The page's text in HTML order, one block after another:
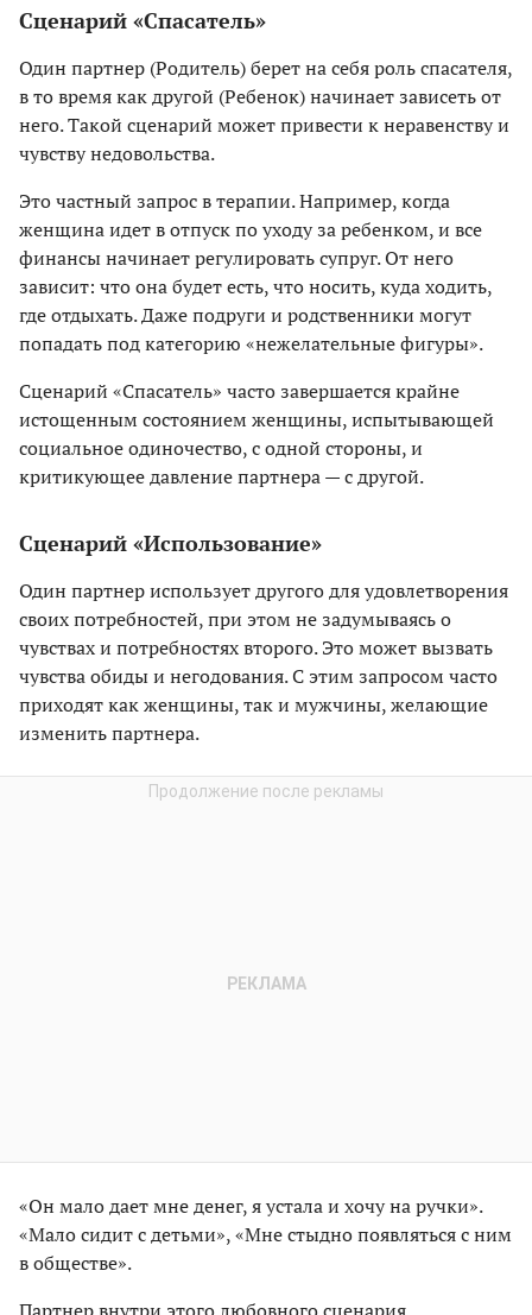
Сценарий «Спасатель»
Один партнер (Родитель) берет на себя роль спасателя,
в то время как другой (Ребенок) начинает зависеть от
него. Такой сценарий может привести к неравенству и
чувству недовольства.
Это частный запрос в терапии. Например, когда
женщина идет в отпуск по уходу за ребенком, и все
финансы начинает регулировать супруг. От него
зависит: что она будет есть, что носить, куда ходить,
где отдыхать. Даже подруги и родственники могут
попадать под категорию «нежелательные фигуры».
Сценарий «Спасатель» часто завершается крайне
истощенным состоянием женщины, испытывающей
социальное одиночество, с одной стороны, и
критикующее давление партнера — с другой.
Сценарий «Использование»
Один партнер использует другого для удовлетворения
своих потребностей, при этом не задумываясь о
чувствах и потребностях второго. Это может вызвать
чувства обиды и негодования. С этим запросом часто
приходят как женщины, так и мужчины, желающие
изменить партнера.
«Он мало дает мне денег, я устала и хочу на ручки».
«Мало сидит с детьми», «Мне стыдно появляться с ним
в обществе».